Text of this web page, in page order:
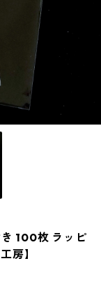
100枚 ラッピ
房】